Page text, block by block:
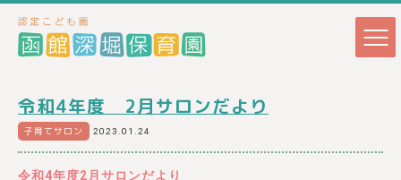
令和4年度 2月サロンだより
子育てサロン 2023.01.24
令和4年度2月サロンだより